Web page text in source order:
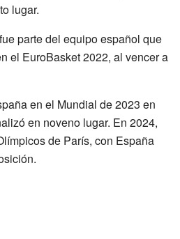
lugar.
parte del equipo español que
el EuroBasket 2022, al vencer a
en el Mundial de 2023 en
en noveno lugar. En 2024,
de París, con España